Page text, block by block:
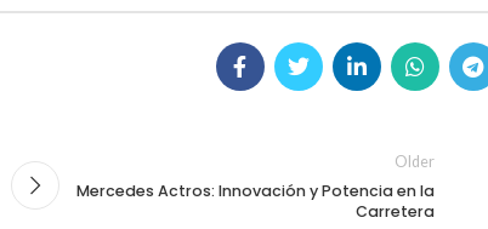
Older
Mercedes Actros: Innovación y Potencia en la
Carretera